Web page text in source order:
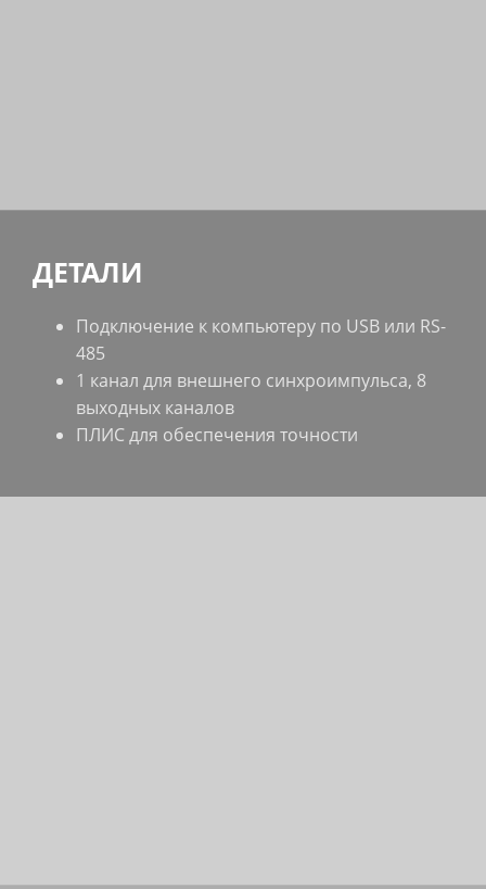
ДЕТАЛИ
Подключение к компьютеру по USB или RS-
485
1 канал для внешнего синхроимпульса, 8
выходных каналов
ПЛИС для обеспечения точности